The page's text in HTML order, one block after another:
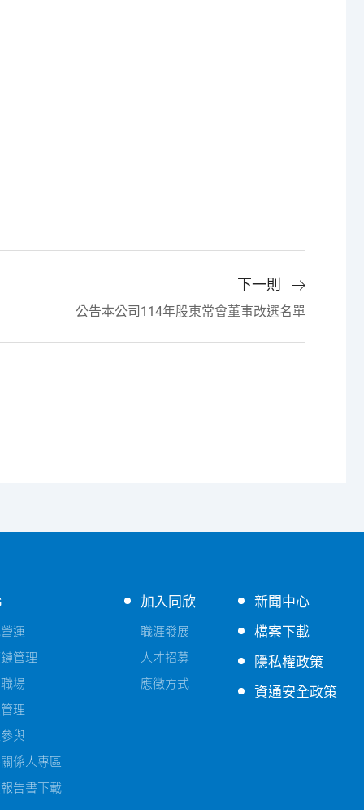
下一則
公告本公司114年股東常會董事改選名單
運
管理
場
理
與
係人專區
告書下載
加入同欣
職涯發展
人才招募
應徵方式
新聞中心
檔案下載
隱私權政策
資通安全政策